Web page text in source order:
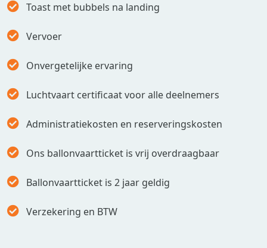
Toast met bubbels na landing
Vervoer
Onvergetelijke ervaring
Luchtvaart certificaat voor alle deelnemers
Administratiekosten en reserveringskosten
Ons ballonvaartticket is vrij overdraagbaar
Ballonvaartticket is 2 jaar geldig
Verzekering en BTW